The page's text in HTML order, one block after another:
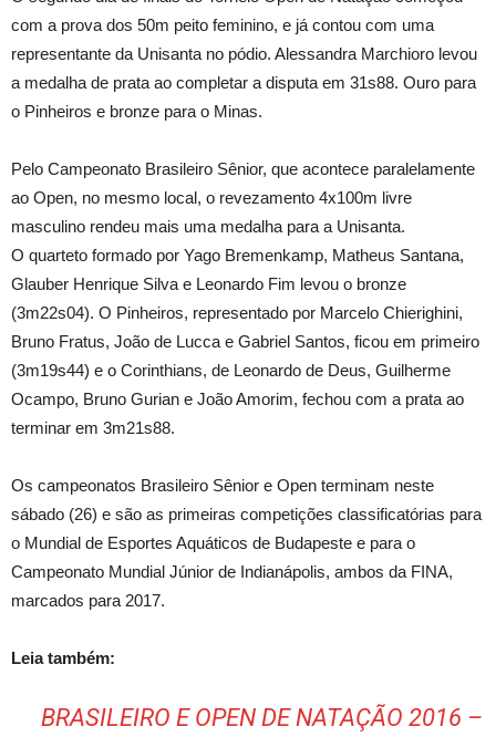
com a prova dos 50m peito feminino, e já contou com uma
representante da Unisanta no pódio. Alessandra Marchioro levou
a medalha de prata ao completar a disputa em 31s88. Ouro para
o Pinheiros e bronze para o Minas.
Pelo Campeonato Brasileiro Sênior, que acontece paralelamente
ao Open, no mesmo local, o revezamento 4x100m livre
masculino rendeu mais uma medalha para a Unisanta.
O quarteto formado por Yago Bremenkamp, Matheus Santana,
Glauber Henrique Silva e Leonardo Fim levou o bronze
(3m22s04). O Pinheiros, representado por Marcelo Chierighini,
Bruno Fratus, João de Lucca e Gabriel Santos, ficou em primeiro
(3m19s44) e o Corinthians, de Leonardo de Deus, Guilherme
Ocampo, Bruno Gurian e João Amorim, fechou com a prata ao
terminar em 3m21s88.
Os campeonatos Brasileiro Sênior e Open terminam neste
sábado (26) e são as primeiras competições classificatórias para
o Mundial de Esportes Aquáticos de Budapeste e para o
Campeonato Mundial Júnior de Indianápolis, ambos da FINA,
marcados para 2017.
Leia também:
BRASILEIRO E OPEN DE NATAÇÃO 2016 –